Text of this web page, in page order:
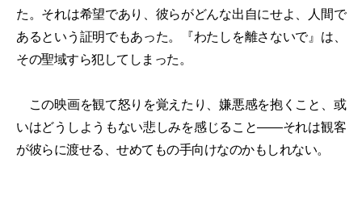
た。それは希望であり、彼らがどんな出自にせよ、人間で
あるという証明でもあった。『わたしを離さないで』は、
その聖域すら犯してしまった。
この映画を観て怒りを覚えたり、嫌悪感を抱くこと、或
いはどうしようもない悲しみを感じること――それは観客
が彼らに渡せる、せめてもの手向けなのかもしれない。